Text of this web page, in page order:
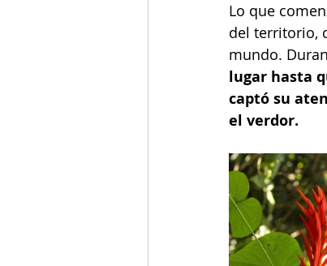
Lo que
del territorio,
mundo.
lugar hasta
captó su
el verdor.